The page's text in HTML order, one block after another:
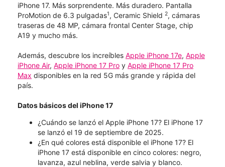
iPhone 17. Más sorprendente. Más duradero. Pantalla
ProMotion de 6.3 pulgadas1, Ceramic Shield 2, cámaras
traseras de 48 MP, cámara frontal Center Stage, chip
A19 y mucho más.
Además, descubre los increíbles Apple iPhone 17e, Apple
iPhone Air, Apple iPhone 17 Pro y Apple iPhone 17 Pro
Max disponibles en la red 5G más grande y rápida del
país.
Datos básicos del iPhone 17
¿Cuándo se lanzó el Apple iPhone 17? El iPhone 17
se lanzó el 19 de septiembre de 2025.
¿En qué colores está disponible el iPhone 17? El
iPhone 17 está disponible en cinco colores: negro,
lavanza, azul neblina, verde salvia y blanco.